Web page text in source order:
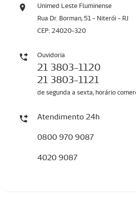
Unimed Leste Fluminense
Rua Dr. Borman, 51 - Niterói - RJ
CEP: 24020-320
Ouvidoria
21 3803-1120
21 3803-1121
de segunda a sexta, horário
Atendimento 24h
0800 970 9087
4020 9087